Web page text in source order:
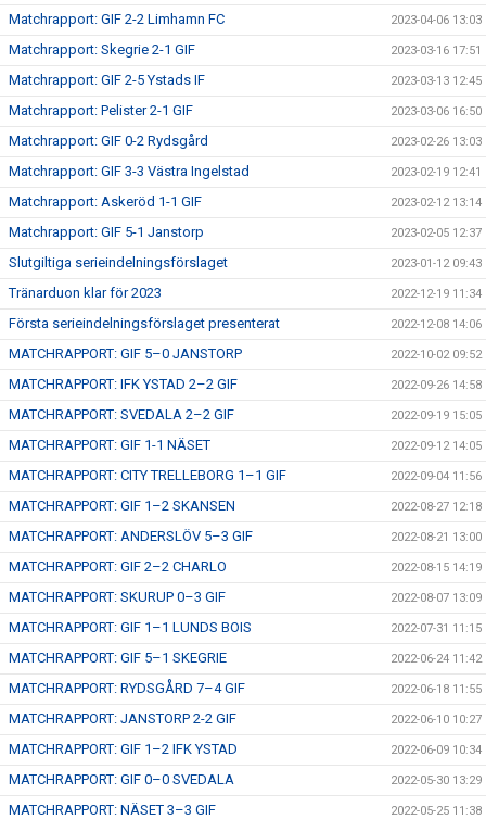
Matchrapport: GIF 2-2 Limhamn FC 2023-04-06 13:03
Matchrapport: Skegrie 2-1 GIF 2023-03-16 17:51
Matchrapport: GIF 2-5 Ystads IF 2023-03-13 12:45
Matchrapport: Pelister 2-1 GIF 2023-03-06 16:50
Matchrapport: GIF 0-2 Rydsgård 2023-02-26 13:03
Matchrapport: GIF 3-3 Västra Ingelstad 2023-02-19 12:41
Matchrapport: Askeröd 1-1 GIF 2023-02-12 13:14
Matchrapport: GIF 5-1 Janstorp 2023-02-05 12:37
Slutgiltiga serieindelningsförslaget 2023-01-12 09:43
Tränarduon klar för 2023 2022-12-19 11:34
Första serieindelningsförslaget presenterat 2022-12-08 14:06
MATCHRAPPORT: GIF 5–0 JANSTORP 2022-10-02 09:52
MATCHRAPPORT: IFK YSTAD 2–2 GIF 2022-09-26 14:58
MATCHRAPPORT: SVEDALA 2–2 GIF 2022-09-19 15:05
MATCHRAPPORT: GIF 1-1 NÄSET 2022-09-12 14:05
MATCHRAPPORT: CITY TRELLEBORG 1–1 GIF 2022-09-04 11:56
MATCHRAPPORT: GIF 1–2 SKANSEN 2022-08-27 12:18
MATCHRAPPORT: ANDERSLÖV 5–3 GIF 2022-08-21 13:00
MATCHRAPPORT: GIF 2–2 CHARLO 2022-08-15 14:19
MATCHRAPPORT: SKURUP 0–3 GIF 2022-08-07 13:09
MATCHRAPPORT: GIF 1–1 LUNDS BOIS 2022-07-31 11:15
MATCHRAPPORT: GIF 5–1 SKEGRIE 2022-06-24 11:42
MATCHRAPPORT: RYDSGÅRD 7–4 GIF 2022-06-18 11:55
MATCHRAPPORT: JANSTORP 2-2 GIF 2022-06-10 10:27
MATCHRAPPORT: GIF 1–2 IFK YSTAD 2022-06-09 10:34
MATCHRAPPORT: GIF 0–0 SVEDALA 2022-05-30 13:29
MATCHRAPPORT: NÄSET 3–3 GIF 2022-05-25 11:38